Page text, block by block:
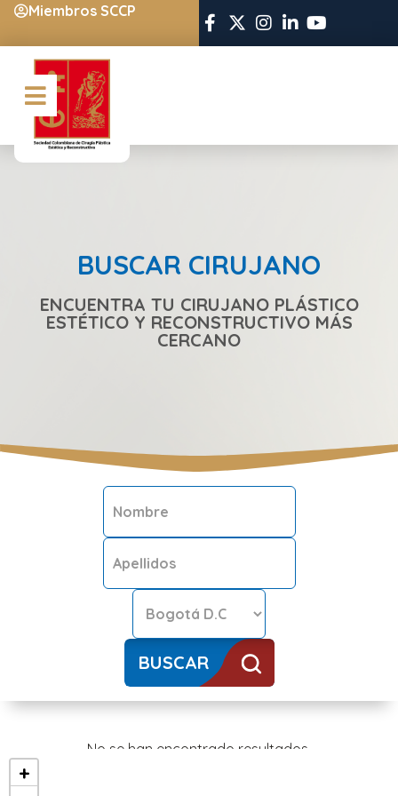
Miembros SCCP
BUSCAR CIRUJANO
ENCUENTRA TU CIRUJANO PLÁSTICO
ESTÉTICO Y RECONSTRUCTIVO MÁS
CERCANO
BUSCAR
No se han encontrado resultados.
+